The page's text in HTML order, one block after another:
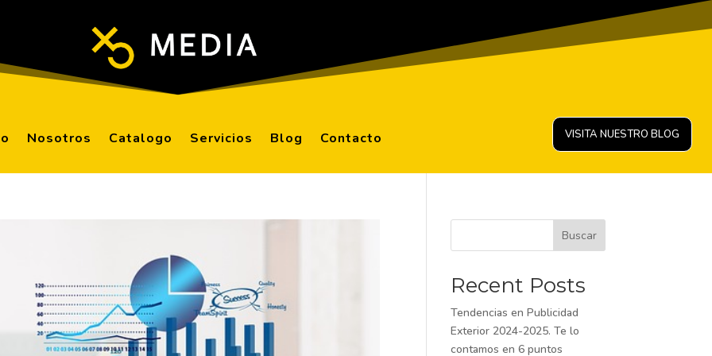
Nosotros Catalogo Servicios Blog Contacto VISITA NUESTRO BLOG
Buscar
Recent Posts
Tendencias en Publicidad
Exterior 2024-2025. Te lo
contamos en 6 puntos